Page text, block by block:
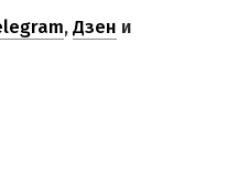
,Дзен и